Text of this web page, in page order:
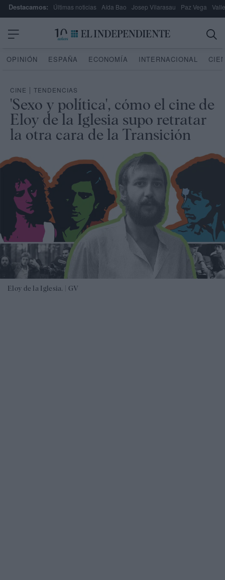
Destacamos: Últimas noticias Aída Bao Josep Vilarasau Paz Vega
OPINIÓN ESPAÑA ECONOMÍA INTERNACIONAL
CINE | TENDENCIAS
'Sexo y política', cómo el cine de
Eloy de la Iglesia supo retratar
la otra cara de la Transición
Eloy de la Iglesia. | GV